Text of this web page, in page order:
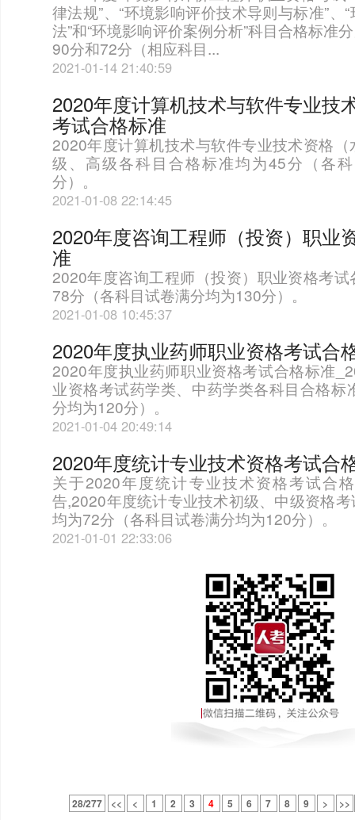
律法规”、“环境影响评价技术导则与标准”、
法”和“环境影响评价案例分析”科目合格标准
90分和72分（相应科目...
2021-01-14 21:40:59
2020年度计算机技术与软件专业技
考试合格标准
2020年度计算机技术与软件专业技术资格
级、高级各科目合格标准均为45分（各
分）。
2021-01-08 22:14:45
2020年度咨询工程师（投资）职业
准
2020年度咨询工程师（投资）职业资格考
78分（各科目试卷满分均为130分）。
2021-01-08 10:45:37
2020年度执业药师职业资格考试合
2020年度执业药师职业资格考试合格标准
业资格考试药学类、中药学类各科目合格标
分均为120分）。
2021-01-04 20:49:14
2020年度统计专业技术资格考试合
关于2020年度统计专业技术资格考试合
告,2020年度统计专业技术初级、中级资格
均为72分（各科目试卷满分均为120分）。
2021-01-01 22:33:06
28/277 << < 1 2 3 4 5 6 7 8 9 > >>